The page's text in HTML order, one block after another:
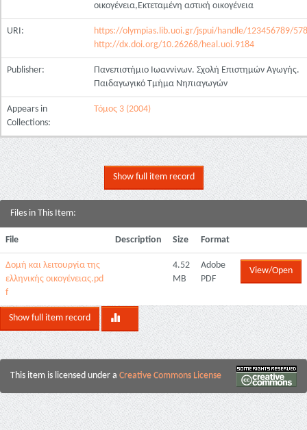
οικογένεια,Εκτεταμένη αστική οικογένεια
URI:
https://olympias.lib.uoi.gr/jspui/handle/123456789/
http://dx.doi.org/10.26268/heal.uoi.9184
Publisher:
Πανεπιστήμιο Ιωαννίνων. Σχολή Επιστημών Αγωγής.
Παιδαγωγικό Τμήμα Νηπιαγωγών
Appears in
Collections:
Τόμος 3 (2004)
Show full item record
Files in This Item:
File Description Size Format
Δομή και λειτουργία της
ελληνικής οικογένειας.pd
f
4.52
MB
Adobe
PDF
View/Open
Show full item record
This item is licensed under a Creative Commons License